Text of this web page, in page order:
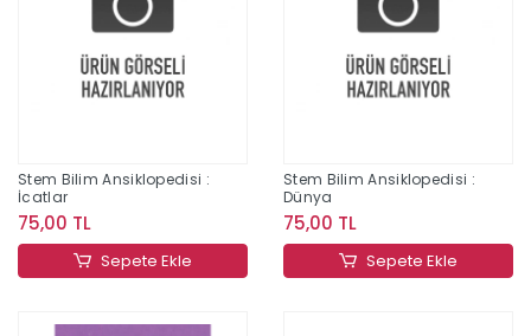
Stem Bilim Ansiklopedisi :
İcatlar
75,00 TL
Sepete Ekle
Stem Bilim Ansiklopedisi :
Dünya
75,00 TL
Sepete Ekle